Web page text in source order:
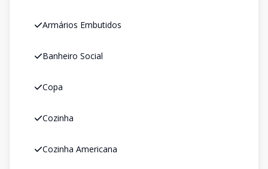
Armários Embutidos
Banheiro Social
Copa
Cozinha
Cozinha Americana